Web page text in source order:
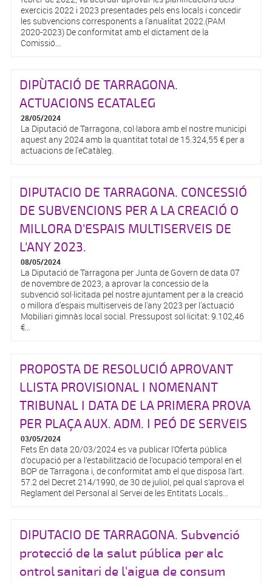
exercicis 2022 i 2023 presentades pels ens locals i concedir
les subvencions corresponents a l'anualitat 2022.(PAM
2020-2023) De conformitat amb el dictament de la
Comissió...
DIPÙTACIÓ DE TARRAGONA.
ACTUACIONS ECATALEG
28/05/2024
La Diputació de Tarragona, col·labora amb el nostre municipi
aquest any 2024 amb la quantitat total de 15.324,55 € per a
actuacions de l'eCatàleg.
DIPUTACIO DE TARRAGONA. CONCESSIÓ
DE SUBVENCIONS PER A LA CREACIÓ O
MILLORA D'ESPAIS MULTISERVEIS DE
L'ANY 2023.
08/05/2024
La Diputació de Tarragona per Junta de Govern de data 07
de novembre de 2023, a aprovar la concessio de la
subvenció sol·licitada pel nostre ajuntament per a la creació
o millora d'espais multiserveis de l'any 2023 per l'actuació
Mobiliari gimnàs local social. Pressupost sol·licitat: 9.102,46
€...
PROPOSTA DE RESOLUCIÓ APROVANT
LLISTA PROVISIONAL I NOMENANT
TRIBUNAL I DATA DE LA PRIMERA PROVA
PER PLAÇA AUX. ADM. I PEÓ DE SERVEIS
03/05/2024
Fets En data 20/03/2024 es va publicar l’Oferta pública
d’ocupació per a l’estabilització de l’ocupació temporal en el
BOP de Tarragona i, de conformitat amb el que disposa l’art.
57.2 del Decret 214/1990, de 30 de juliol, pel qual s’aprova el
Reglament del Personal al Servei de les Entitats Locals...
DIPUTACIO DE TARRAGONA. Subvenció
protecció de la salut pública per alc
ontrol sanitari de l'aigua de consum